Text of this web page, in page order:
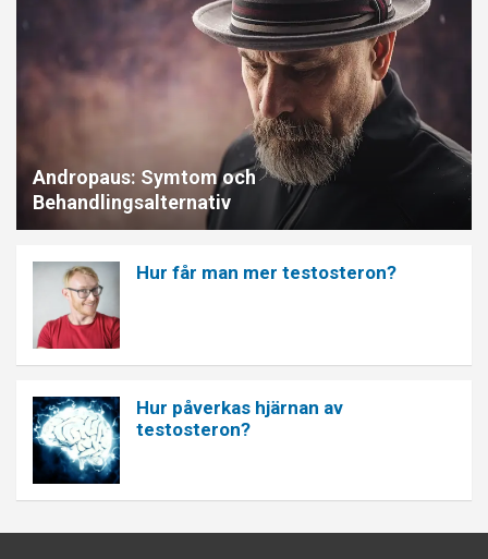
Andropaus: Symtom och
Behandlingsalternativ
Hur får man mer testosteron?
Hur påverkas hjärnan av
testosteron?